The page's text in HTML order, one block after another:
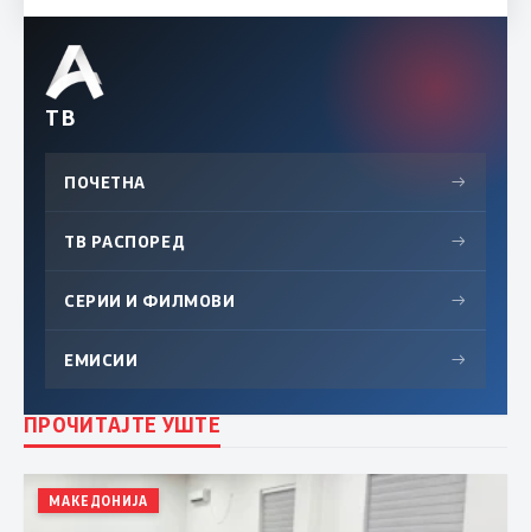
ТВ
ПОЧЕТНА →
ТВ РАСПОРЕД →
СЕРИИ И ФИЛМОВИ →
ЕМИСИИ →
ПРОЧИТАЈТЕ УШТЕ
МАКЕДОНИЈА